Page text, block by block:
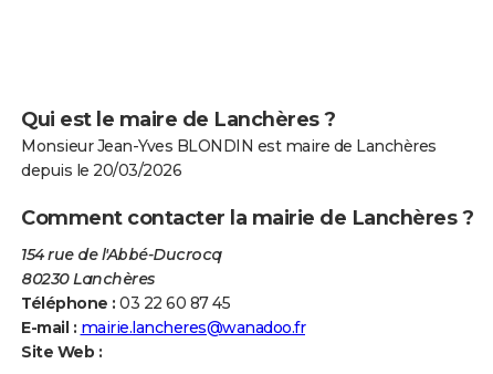
Qui est le maire de Lanchères ?
Monsieur Jean-Yves BLONDIN est maire de Lanchères
depuis le 20/03/2026
Comment contacter la mairie de Lanchères ?
154 rue de l'Abbé-Ducrocq
80230 Lanchères
Téléphone : 03 22 60 87 45
E-mail : mairie.lancheres@wanadoo.fr
Site Web :